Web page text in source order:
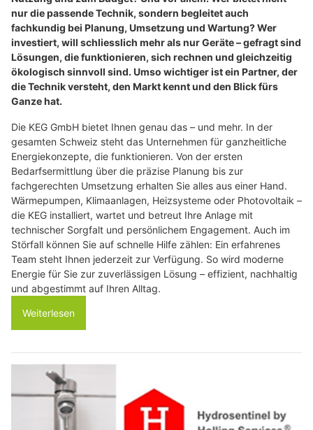
nur die passende Technik, sondern begleitet auch
fachkundig bei Planung, Umsetzung und Wartung? Wer
investiert, will schliesslich mehr als nur Geräte – gefragt sind
Lösungen, die funktionieren, sich rechnen und gleichzeitig
ökologisch sinnvoll sind. Umso wichtiger ist ein Partner, der
die Technik versteht, den Markt kennt und den Blick fürs
Ganze hat.
Die KEG GmbH bietet Ihnen genau das – und mehr. In der
gesamten Schweiz steht das Unternehmen für ganzheitliche
Energiekonzepte, die funktionieren. Von der ersten
Bedarfsermittlung über die präzise Planung bis zur
fachgerechten Umsetzung erhalten Sie alles aus einer Hand.
Wärmepumpen, Klimaanlagen, Heizsysteme oder Photovoltaik –
die KEG installiert, wartet und betreut Ihre Anlage mit
technischer Sorgfalt und persönlichem Engagement. Auch im
Störfall können Sie auf schnelle Hilfe zählen: Ein erfahrenes
Team steht Ihnen jederzeit zur Verfügung. So wird moderne
Energie für Sie zur zuverlässigen Lösung – effizient, nachhaltig
und abgestimmt auf Ihren Alltag.
Weiterlesen